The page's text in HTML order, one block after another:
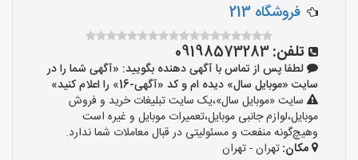
فروشگاه 213
تلفن:09198573283
لطفا پس از تماس با آگهی دهنده بگویید: «آگهی شما را در
سایت «موبایل سال» دیده ام و کد «آگهی-16» را اعلام کنید»
سایت «موبایل سال»،یک سایت تبلیغات خرید و فروش
موبایل،لوازم جانبی موبایل،تعمیرات موبایل و غیره است
وهیچ‌گونه منفعت و مسئولیتی در قبال معاملات شما ندارد.
مکان:تهران - تهران